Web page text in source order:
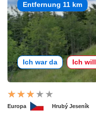
Entfernung 11 km
Ich war da Ich
Europa Hrubý Jeseník